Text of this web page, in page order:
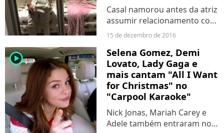
Casal namorou antes da atriz
assumir relacionamento com
João Guilherme.
15 de dezembro de 2016
player2
Selena Gomez, Demi
Lovato, Lady Gaga e
mais cantam "All I Want
for Christmas" no
"Carpool Karaoke"
Nick Jonas, Mariah Carey e
Adele também entraram no